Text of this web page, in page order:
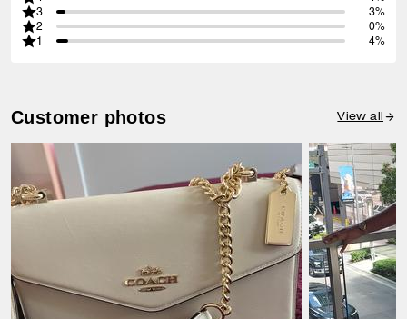
3
3%
2
0%
1
4%
Customer photos View all